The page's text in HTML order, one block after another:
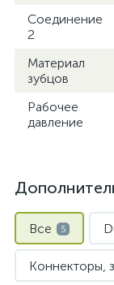
Соединение
2
Материал
зубцов
Рабочее
давление
Все 5
Коннекторы,